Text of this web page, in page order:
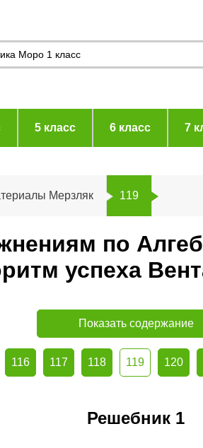
5 класс 6 класс 7
Мерзляк 119
по
успеха
Показать содержание
116 117 118 119 120
Решебник 1